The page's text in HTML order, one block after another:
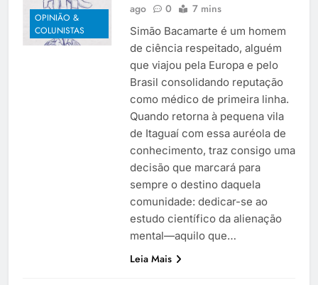
OPINIÃO &
COLUNISTAS
ago
0 7 mins
Simão Bacamarte é um homem
de ciência respeitado, alguém
que viajou pela Europa e pelo
Brasil consolidando reputação
como médico de primeira linha.
Quando retorna à pequena vila
de Itaguaí com essa auréola de
conhecimento, traz consigo uma
decisão que marcará para
sempre o destino daquela
comunidade: dedicar-se ao
estudo científico da alienação
mental—aquilo que…
Leia Mais